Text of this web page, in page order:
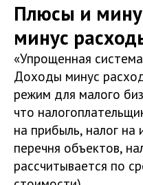
Плюсы и
минус
«Упрощенная
Доходы минус
режим для малого
что
на прибыль, налог
перечня объектов,
рассчитывается по